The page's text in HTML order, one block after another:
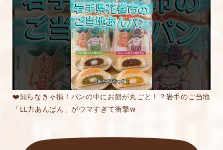
❤️知らなきゃ損！パンの中にお餅が丸ごと！？岩手のご当地
「LL力あんぱん」がウマすぎて衝撃w